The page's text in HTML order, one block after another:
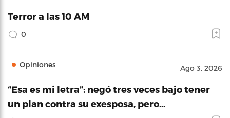
Terror a las 10 AM
0
Opiniones Ago 3, 2026
“Esa es mi letra”: negó tres veces bajo tener
un plan contra su exesposa, pero…